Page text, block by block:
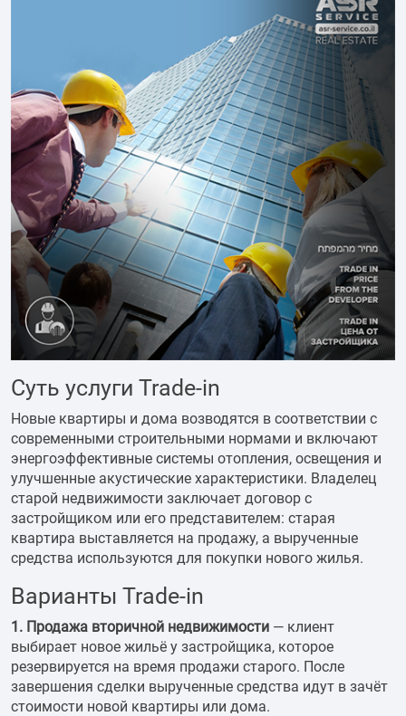
Суть услуги Trade-in
Новые квартиры и дома возводятся в соответствии с
современными строительными нормами и включают
энергоэффективные системы отопления, освещения и
улучшенные акустические характеристики. Владелец
старой недвижимости заключает договор с
застройщиком или его представителем: старая
квартира выставляется на продажу, а вырученные
средства используются для покупки нового жилья.
Варианты Trade-in
1. Продажа вторичной недвижимости — клиент
выбирает новое жильё у застройщика, которое
резервируется на время продажи старого. После
завершения сделки вырученные средства идут в зачёт
стоимости новой квартиры или дома.